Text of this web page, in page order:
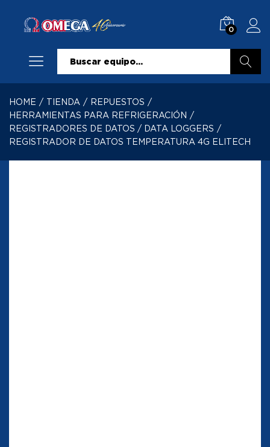
0
HOME / TIENDA / REPUESTOS /
HERRAMIENTAS PARA REFRIGERACIÓN /
REGISTRADORES DE DATOS / DATA LOGGERS /
REGISTRADOR DE DATOS TEMPERATURA 4G ELITECH